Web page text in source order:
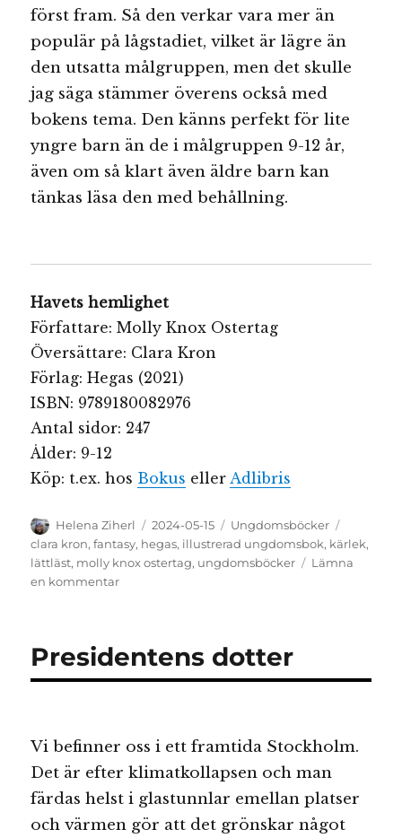
först fram. Så den verkar vara mer än
populär på lågstadiet, vilket är lägre än
den utsatta målgruppen, men det skulle
jag säga stämmer överens också med
bokens tema. Den känns perfekt för lite
yngre barn än de i målgruppen 9-12 år,
även om så klart även äldre barn kan
tänkas läsa den med behållning.
Havets hemlighet
Författare: Molly Knox Ostertag
Översättare: Clara Kron
Förlag: Hegas (2021)
ISBN: 9789180082976
Antal sidor: 247
Ålder: 9-12
Köp: t.ex. hos Bokus ellerAdlibris
Författare
Helena Ziherl
Publicerat
den
2024-05-15 Kategorier
Ungdomsböcker
clara kron,fantasy, hegas, illustrerad ungdomsbok, kärlek,
lättläst, molly knox ostertag, ungdomsböcker
Lämna
en kommentartill
Presidentens dotter
Vi befinner oss i ett framtida Stockholm.
Det är efter klimatkollapsen och man
färdas helst i glastunnlar emellan platser
och värmen gör att det grönskar något